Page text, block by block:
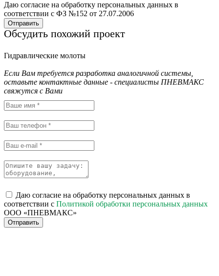
Даю согласие на обработку персональных данных в
соответствии с ФЗ №152 от 27.07.2006
Отправить
Обсудить похожий проект
Гидравлические молоты
Если Вам требуется разработка аналогичной системы,
оставьте контактные данные - специалисты ПНЕВМАКС
свяжутся с Вами
Даю согласие на обработку персональных данных в
соответствии с Политикой обработки персональных данных
ООО «ПНЕВМАКС»
Отправить